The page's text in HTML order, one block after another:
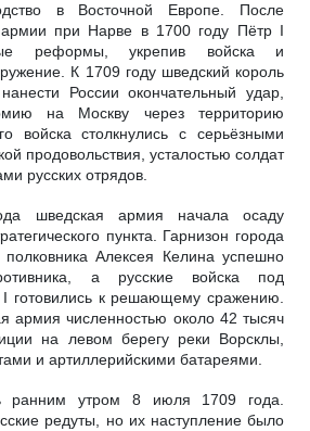
в Восточной Европе. После
армии при Нарве в 1700 году Пётр I
реформы, укрепив войска и
К 1709 году шведский король
России окончательный удар,
на Москву через территорию
войска столкнулись с серьёзными
продовольствия, усталостью солдат
русских отрядов.
шведская армия начала осаду
пункта. Гарнизон города
Алексея Келина успешно
а русские войска под
I готовились к решающему сражению.
армия численностью около 42 тысяч
на левом берегу реки Ворсклы,
и артиллерийскими батареями.
ранним утром 8 июля 1709 года.
редуты, но их наступление было